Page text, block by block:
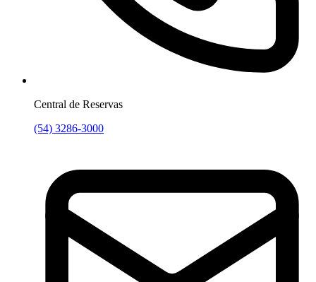
Central de Reservas
(54) 3286-3000